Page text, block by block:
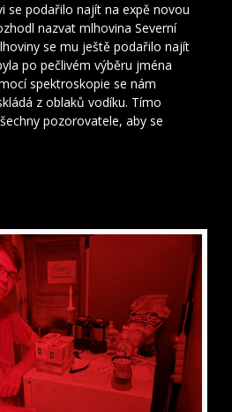
se podařilo najít na expě novou
nazvat mlhovina Severní
se mu ještě podařilo najít
po pečlivém výběru jména
spektroskopie se nám
z oblaků vodíku. Tímo
pozorovatele, aby se